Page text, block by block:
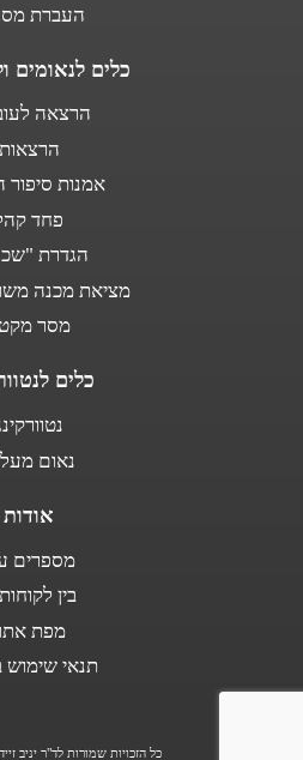
העברת
כלים לנאומים
הרצאה
הרצאות
אמנות סיפור
פחד
הגדרת
מציאת מכנה
מסר
כלים
נאום
אודות
מספרים
בין
מפת
תנאי
כל הזכויות שמורות לד"ר יניב